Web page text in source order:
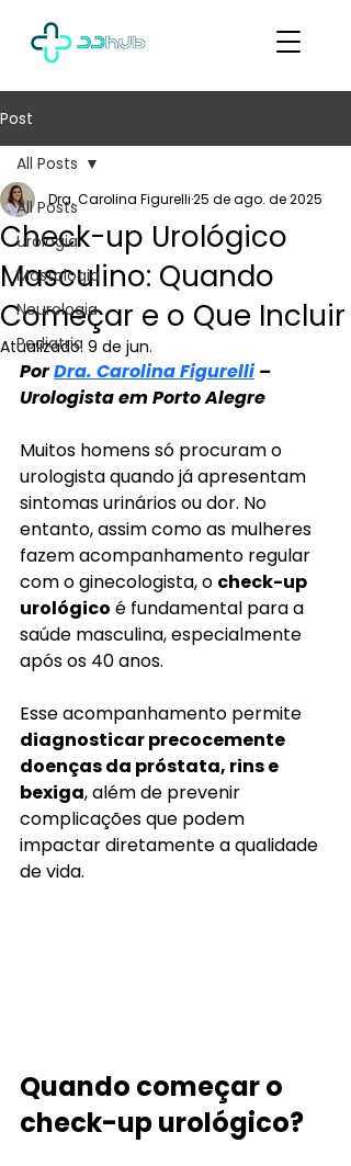
Post
All Posts
Urologia
Mastologia
Neurologia
Pediatria
All Posts
Check-up Urológico
Masculino: Quando
Começar e o Que Incluir
Dra. Carolina Figurelli25 de ago. de 2025
Atualizado: 9 de jun.
PorDra. Carolina Figurelli –
Urologista em Porto Alegre
Muitos homens só procuram o
urologista quando já apresentam
sintomas urinários ou dor. No
entanto, assim como as mulheres
fazem acompanhamento regular
com o ginecologista, o check-up
urológico é fundamental para a
saúde masculina, especialmente
após os 40 anos.
Esse acompanhamento permite
diagnosticar precocemente
doenças da próstata, rins e
bexiga, além de prevenir
complicações que podem
impactar diretamente a qualidade
de vida.
Quando começar o
check-up urológico?